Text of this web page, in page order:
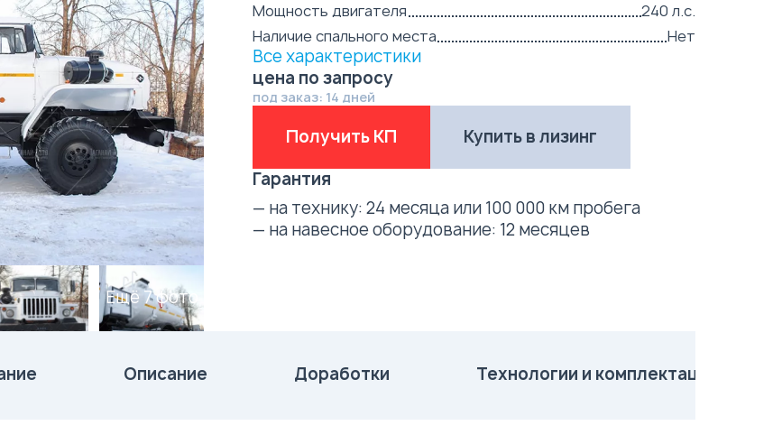
Ещё 7 фото
Мощность двигателя
240 л.с.
Наличие спального места
Нет
Все характеристики
цена по запросу
под заказ: 14 дней
Получить КП
Купить в лизинг
Гарантия
— на технику: 24 месяца или 100 000 км пробега
— на навесное оборудование: 12 месяцев
Описание Доработки Технологии и комплектация